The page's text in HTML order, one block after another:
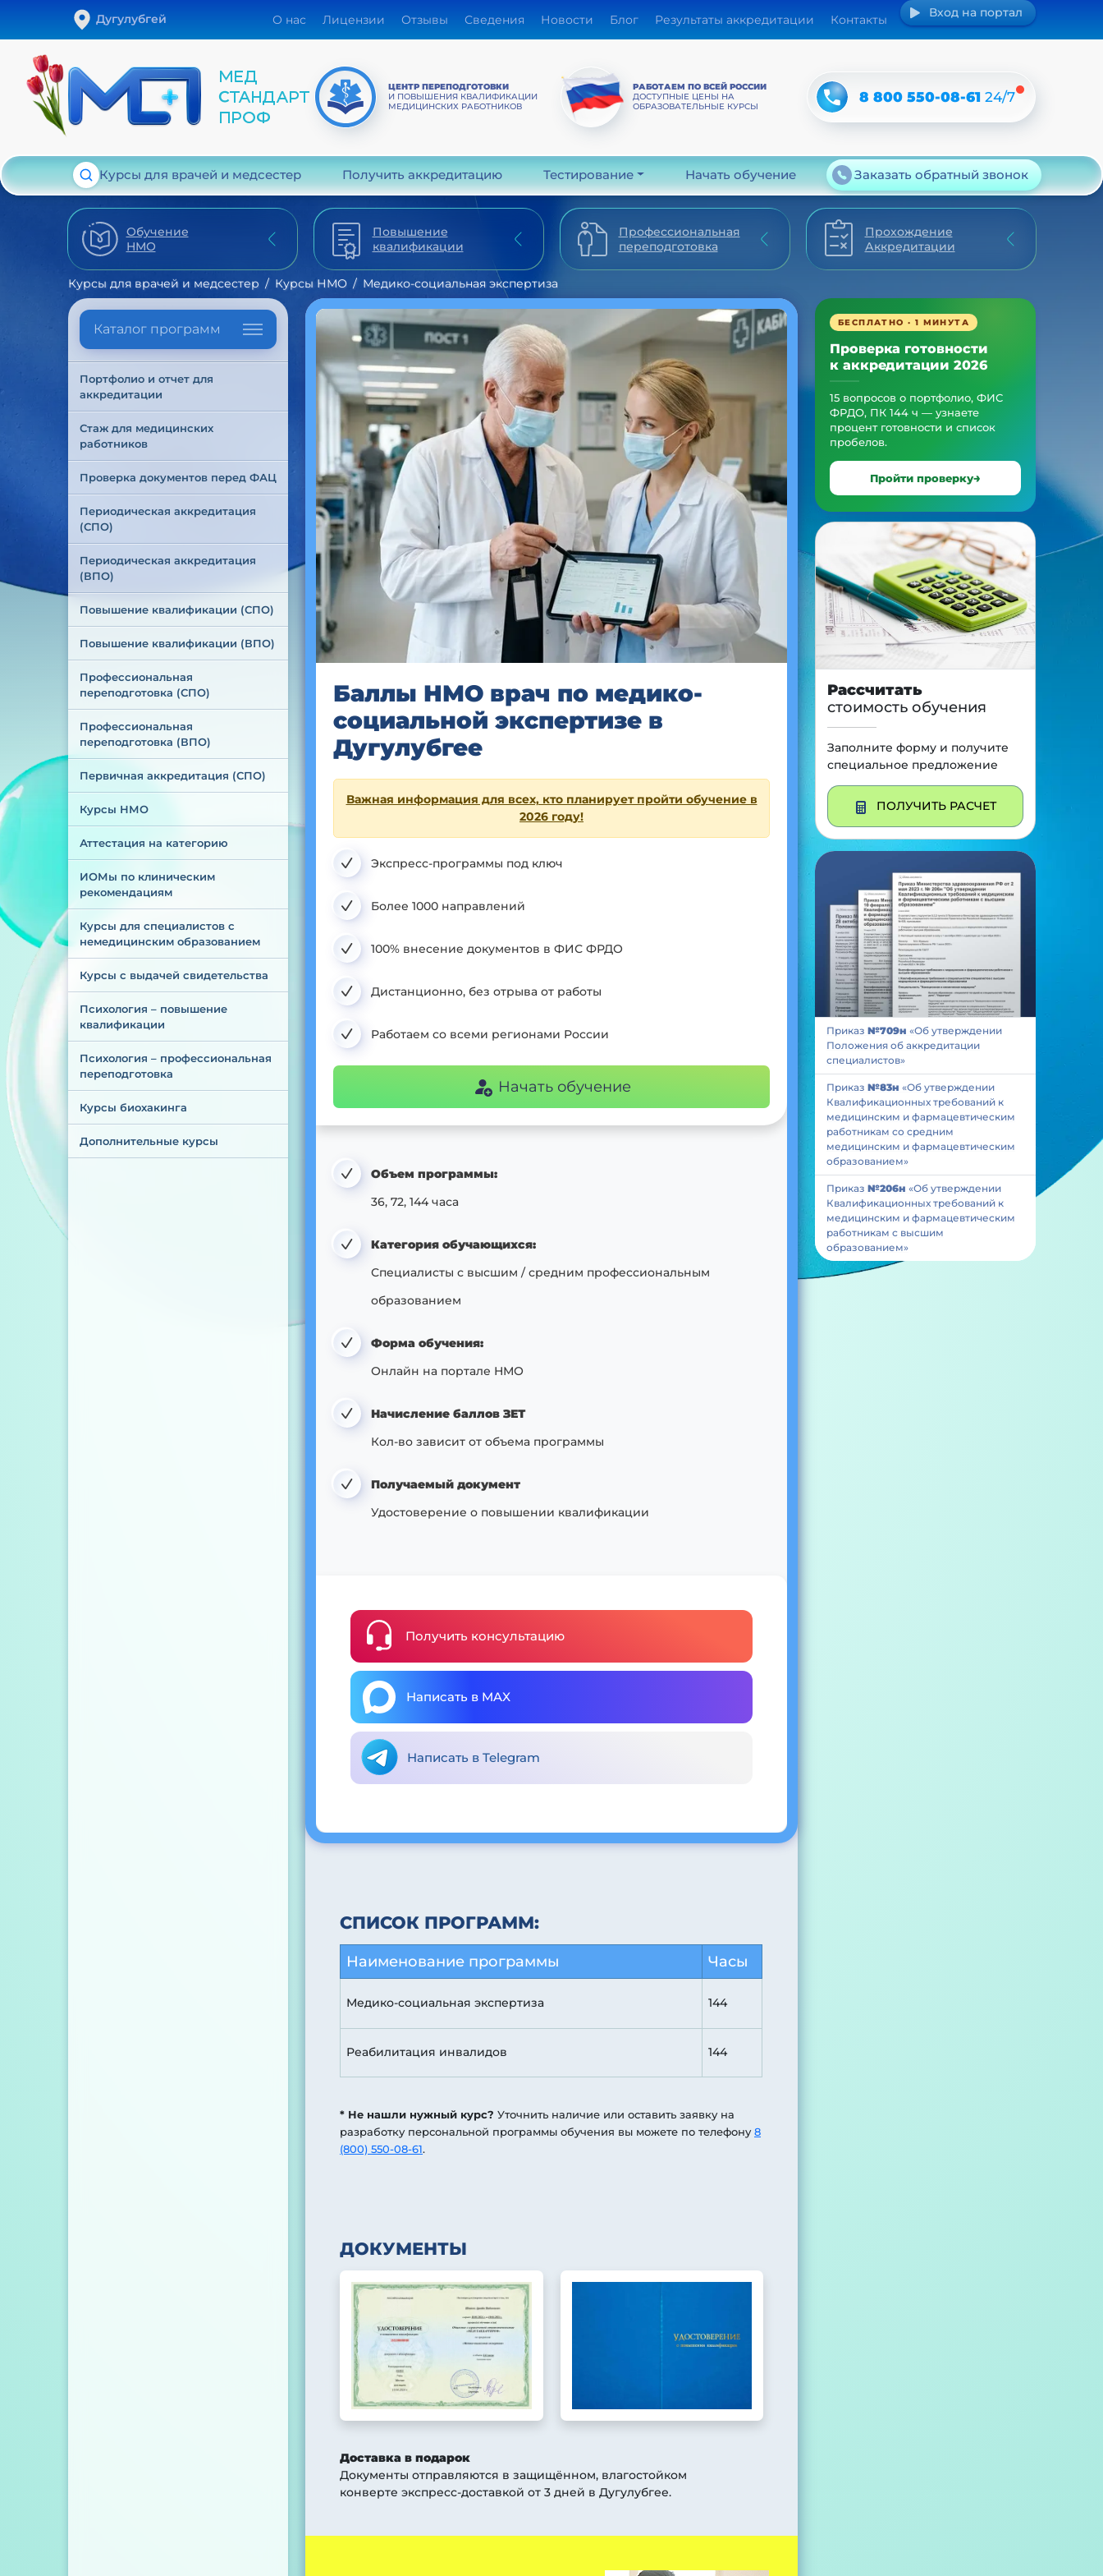
Дугулубгей О нас Лицензии Отзывы Сведения Новости Блог Результаты аккредитации Контакты Вход на портал
ЦЕНТР ПЕРЕПОДГОТОВКИ
И ПОВЫШЕНИЯ КВАЛИФИКАЦИИ
МЕДИЦИНСКИХ РАБОТНИКОВ
РАБОТАЕМ ПО ВСЕЙ РОССИИ
ДОСТУПНЫЕ ЦЕНЫ НА
ОБРАЗОВАТЕЛЬНЫЕ КУРСЫ
8 800 550-08-6124/7
Курсы для врачей и медсестер Получить аккредитацию Тестирование Начать обучение Заказать обратный звонок
Обучение
НМО
Повышение
квалификации
Профессиональная
переподготовка
Прохождение
Аккредитации
Курсы для врачей и медсестер Курсы НМО Медико-социальная экспертиза
Каталог программ
Портфолио и отчет для
аккредитации
Стаж для медицинских
работников
Проверка документов перед ФАЦ
Периодическая аккредитация
(СПО)
Периодическая аккредитация
(ВПО)
Повышение квалификации (СПО)
Повышение квалификации (ВПО)
Профессиональная
переподготовка (СПО)
Профессиональная
переподготовка (ВПО)
Первичная аккредитация (СПО)
Курсы НМО
Аттестация на категорию
ИОМы по клиническим
рекомендациям
Курсы для специалистов с
немедицинским образованием
Курсы с выдачей свидетельства
Психология – повышение
квалификации
Психология – профессиональная
переподготовка
Курсы биохакинга
Дополнительные курсы
Баллы НМО врач по медико-
социальной экспертизе в
Дугулубгее
Важная информация для всех, кто планирует пройти обучение в
2026 году!
Экспресс-программы под ключ
Более 1000 направлений
100% внесение документов в ФИС ФРДО
Дистанционно, без отрыва от работы
Работаем со всеми регионами России
Начать обучение
Объем программы:
36, 72, 144 часа
Категория обучающихся:
Специалисты с высшим / средним профессиональным
образованием
Форма обучения:
Онлайн на портале НМО
Начисление баллов ЗЕТ
Кол-во зависит от объема программы
Получаемый документ
Удостоверение о повышении квалификации
Получить консультацию
Написать в MAX
Написать в Telegram
СПИСОК ПРОГРАММ:
Наименование программы Часы
Медико-социальная экспертиза 144
Реабилитация инвалидов 144
* Не нашли нужный курс? Уточнить наличие или оставить заявку на
разработку персональной программы обучения вы можете по телефону8
(800) 550-08-61.
ДОКУМЕНТЫ
Доставка в подарок
Документы отправляются в защищённом, влагостойком
конверте экспресс-доставкой от 3 дней в Дугулубгее.
БЕСПЛАТНО · 1 МИНУТА
Проверка готовности
к аккредитации 2026
15 вопросов о портфолио, ФИС
ФРДО, ПК 144 ч — узнаете
процент готовности и список
пробелов.
Пройти проверку
Рассчитать
стоимость обучения
Заполните форму и получите
специальное предложение
ПОЛУЧИТЬ РАСЧЕТ
Приказ №709н «Об утверждении
Положения об аккредитации
специалистов»
Приказ №83н «Об утверждении
Квалификационных требований к
медицинским и фармацевтическим
работникам со средним
медицинским и фармацевтическим
образованием»
Приказ №206н «Об утверждении
Квалификационных требований к
медицинским и фармацевтическим
работникам с высшим
образованием»